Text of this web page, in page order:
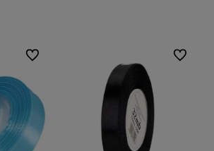
Do ulubionych Do